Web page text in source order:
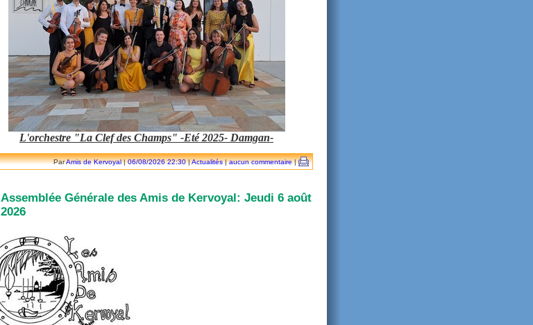
L'orchestre "La Clef des Champs" -Eté 2025- Damgan-
ParAmis de Kervoyal|06/08/2026 22:30|Actualités|aucun commentaire|
Assemblée Générale des Amis de Kervoyal: Jeudi 6 août
2026